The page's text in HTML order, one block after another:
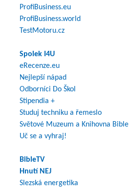
ProfiBusiness.eu
ProfiBusiness.world
TestMotoru.cz
Spolek I4U
eRecenze.eu
Nejlepší nápad
Odborníci Do Škol
Stipendia +
Studuj techniku a řemeslo
Světové Muzeum a Knihovna Bible
Uč se a vyhraj!
BibleTV
Hnutí NEJ
Slezská energetika